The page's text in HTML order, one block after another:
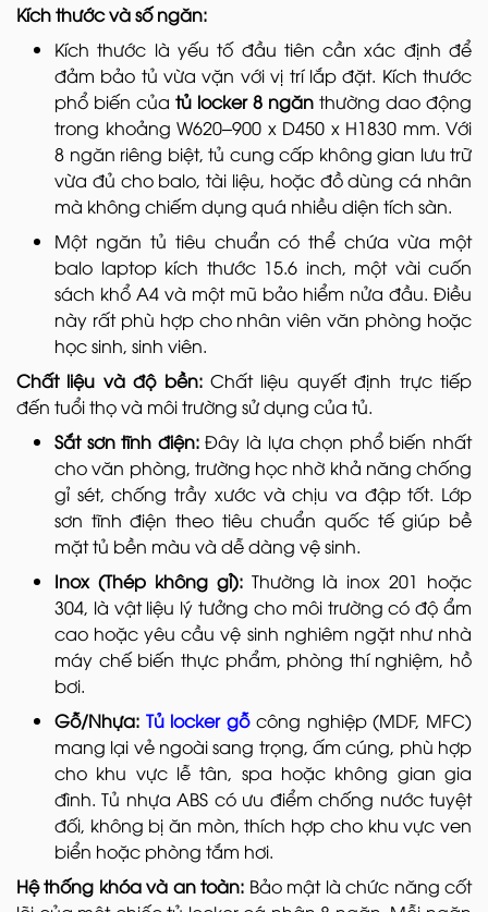
Kích thước và số ngăn:
Kích thước là yếu tố đầu tiên cần xác định để
đảm bảo tủ vừa vặn với vị trí lắp đặt. Kích thước
phổ biến của tủ locker 8 ngăn thường dao động
trong khoảng W620–900 x D450 x H1830 mm. Với
8 ngăn riêng biệt, tủ cung cấp không gian lưu trữ
vừa đủ cho balo, tài liệu, hoặc đồ dùng cá nhân
mà không chiếm dụng quá nhiều diện tích sàn.
Một ngăn tủ tiêu chuẩn có thể chứa vừa một
balo laptop kích thước 15.6 inch, một vài cuốn
sách khổ A4 và một mũ bảo hiểm nửa đầu. Điều
này rất phù hợp cho nhân viên văn phòng hoặc
học sinh, sinh viên.
Chất liệu và độ bền: Chất liệu quyết định trực tiếp
đến tuổi thọ và môi trường sử dụng của tủ.
Sắt sơn tĩnh điện:Đây là lựa chọn phổ biến nhất
cho văn phòng, trường học nhờ khả năng chống
gỉ sét, chống trầy xước và chịu va đập tốt. Lớp
sơn tĩnh điện theo tiêu chuẩn quốc tế giúp bề
mặt tủ bền màu và dễ dàng vệ sinh.
Inox (Thép không gỉ): Thường là inox 201 hoặc
304, là vật liệu lý tưởng cho môi trường có độ ẩm
cao hoặc yêu cầu vệ sinh nghiêm ngặt như nhà
máy chế biến thực phẩm, phòng thí nghiệm, hồ
bơi.
Gỗ/Nhựa: Tủ locker gỗ công nghiệp (MDF, MFC)
mang lại vẻ ngoài sang trọng, ấm cúng, phù hợp
cho khu vực lễ tân, spa hoặc không gian gia
đình. Tủ nhựa ABS có ưu điểm chống nước tuyệt
đối, không bị ăn mòn, thích hợp cho khu vực ven
biển hoặc phòng tắm hơi.
Hệ thống khóa và an toàn: Bảo mật là chức năng cốt